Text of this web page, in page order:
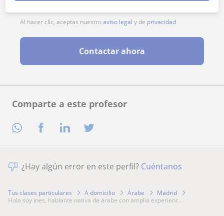
Comparte a este profesor
Al hacer clic, aceptas nuestroaviso legal y de privacidad
Contactar ahora
¿Hay algún error en este perfil? Cuéntanos
Tus clases particulares A domicilio Árabe
Madrid
hola soy ines, hablante nativa de árabe con amplia experienc...